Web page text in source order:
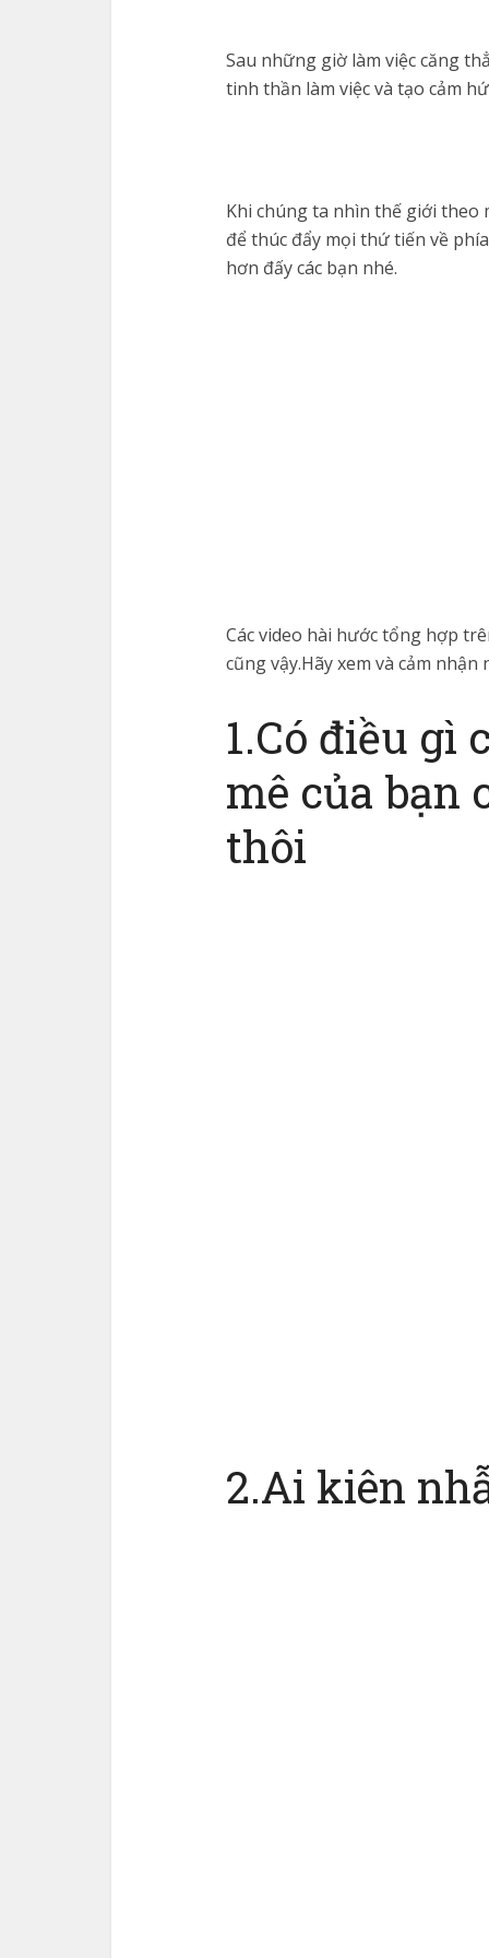
Sau những giờ làm việc căng
tinh thần làm việc và tạo cảm
Khi chúng ta nhìn thế giới theo
để thúc đẩy mọi thứ tiến về
hơn đấy các bạn nhé.
Các video hài hước tổng hợp
cũng vậy.Hãy xem và cảm nhận
1.Có điều gì
mê của bạn
thôi
2.Ai kiên